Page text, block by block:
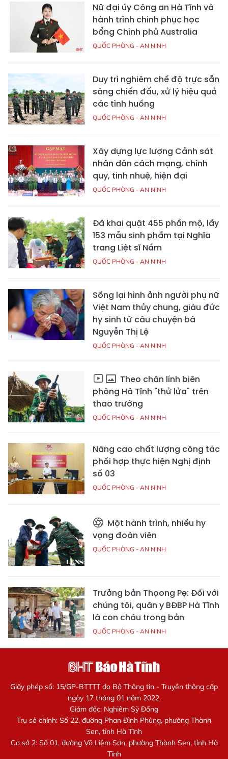
Nữ đại úy Công an Hà Tĩnh và
hành trình chinh phục học
bổng Chính phủ Australia
QUỐC PHÒNG - AN NINH
Duy trì nghiêm chế độ trực sẵn
sàng chiến đấu, xử lý hiệu quả
các tình huống
QUỐC PHÒNG - AN NINH
Xây dựng lực lượng Cảnh sát
nhân dân cách mạng, chính
quy, tinh nhuệ, hiện đại
QUỐC PHÒNG - AN NINH
Đã khai quật 455 phần mộ, lấy
153 mẫu sinh phẩm tại Nghĩa
trang Liệt sĩ Nầm
QUỐC PHÒNG - AN NINH
Sống lại hình ảnh người phụ nữ
Việt Nam thủy chung, giàu đức
hy sinh từ câu chuyện bà
Nguyễn Thị Lệ
QUỐC PHÒNG - AN NINH
Theo chân lính biên
phòng Hà Tĩnh "thử lửa" trên
thao trường
QUỐC PHÒNG - AN NINH
Nâng cao chất lượng công tác
phối hợp thực hiện Nghị định
số 03
QUỐC PHÒNG - AN NINH
Một hành trình, nhiều hy
vọng đoàn viên
QUỐC PHÒNG - AN NINH
Trưởng bản Thọong Pẹ: Đối với
chúng tôi, quân y BĐBP Hà Tĩnh
là con cháu trong bản
QUỐC PHÒNG - AN NINH
Giấy phép số: 15/GP-BTTTT do Bộ Thông tin - Truyền thông cấp
ngày 17 tháng 01 năm 2022.
Giám đốc: Nghiêm Sỹ Đống
Trụ sở chính: Số 22, đường Phan Đình Phùng, phường Thành
Sen, tỉnh Hà Tĩnh
Cơ sở 2: Số 01, đường Võ Liêm Sơn, phường Thành Sen, tỉnh Hà
Tĩnh